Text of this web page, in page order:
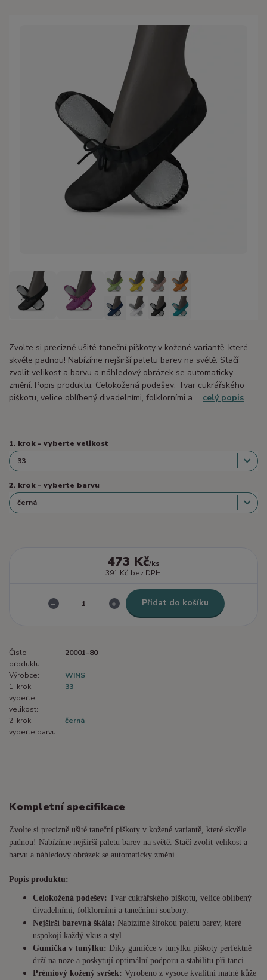
Zvolte si precizně ušité taneční piškoty v kožené variantě, které
skvěle padnou! Nabízíme nejširší paletu barev na světě. Stačí
zvolit velikost a barvu a náhledový obrázek se automaticky
změní. Popis produktu: Celokožená podešev: Tvar cukrářského
piškotu, velice oblíbený divadelními, folklorními a ... celý popis
1. krok - vyberte velikost
2. krok - vyberte barvu
473 Kč/ks
391 Kč bez DPH
Přidat do košíku
Číslo
produktu:
20001-80
Výrobce:
WINS
1. krok -
vyberte
velikost:
33
2. krok -
vyberte barvu:
černá
Kompletní specifikace
Zvolte si precizně ušité taneční piškoty v kožené variantě, které skvěle
padnou! Nabízíme nejširší paletu barev na světě. Stačí zvolit velikost a
barvu a náhledový obrázek se automaticky změní.
Popis produktu:
Celokožená podešev: Tvar cukrářského piškotu, velice oblíbený
divadelními, folklorními a tanečními soubory.
Nejširší barevná škála: Nabízíme širokou paletu barev, které
uspokojí každý vkus a styl.
Gumička v tunýlku: Díky gumičce v tunýlku piškoty perfektně
drží na noze a poskytují optimální podporu a stabilitu při tanci.
Prémiový kožený svršek: Vyrobeno z vysoce kvalitní matné kůže